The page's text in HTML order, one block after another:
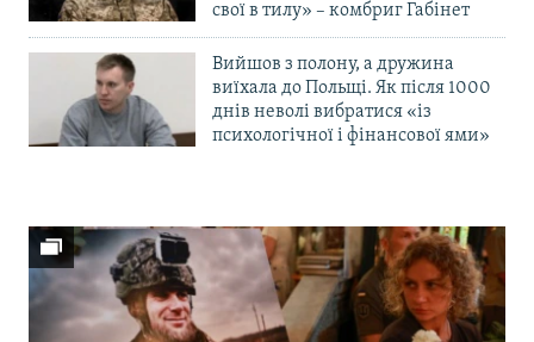
свої в тилу» – комбриг Габінет
Вийшов з полону, а дружина
виїхала до Польщі. Як після 1000
днів неволі вибратися «із
психологічної і фінансової ями»